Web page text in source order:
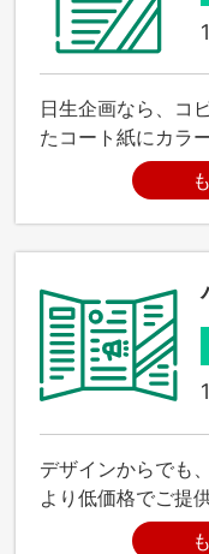
日生企画なら、コ
たコート紙にカラ
デザインからでも
より低価格でご提